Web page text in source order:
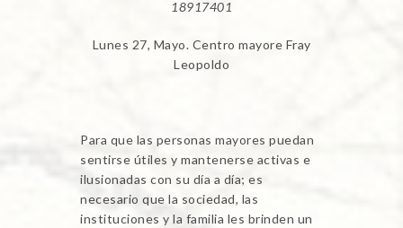
18917401
Lunes 27, Mayo. Centro mayore Fray
Leopoldo
Para que las personas mayores puedan
sentirse útiles y mantenerse activas e
ilusionadas con su día a día; es
necesario que la sociedad, las
instituciones y la familia les brinden un